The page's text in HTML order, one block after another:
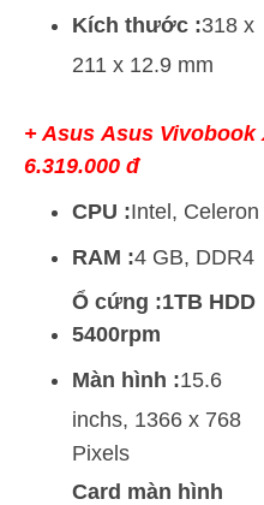
Kích thước :318 x
211 x 12.9 mm
+ Asus Asus Vivobook
6.319.000 đ
CPU :Intel, Celeron
RAM :4 GB, DDR4
Ổ cứng :1TB HDD
5400rpm
Màn hình :15.6
inchs, 1366 x 768
Pixels
Card màn hình